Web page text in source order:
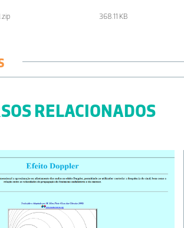
368.11 KB
RELACIONADOS